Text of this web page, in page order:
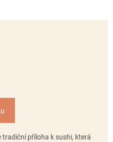
tradiční příloha k sushi, která